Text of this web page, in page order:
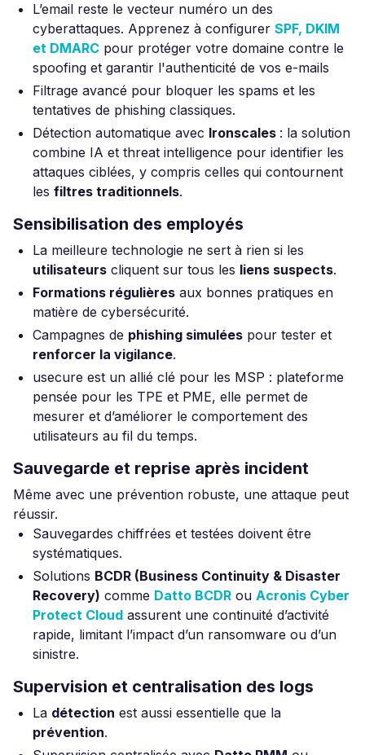
L’email reste le vecteur numéro un des
cyberattaques. Apprenez à configurer SPF, DKIM
et DMARC pour protéger votre domaine contre le
spoofing et garantir l'authenticité de vos e-mails
Filtrage avancé pour bloquer les spams et les
tentatives de phishing classiques.
Détection automatique avec Ironscales : la solution
combine IA et threat intelligence pour identifier les
attaques ciblées, y compris celles qui contournent
les filtres traditionnels.
Sensibilisation des employés
La meilleure technologie ne sert à rien si les
utilisateurs cliquent sur tous les liens suspects.
Formations régulières aux bonnes pratiques en
matière de cybersécurité.
Campagnes de phishing simulées pour tester et
renforcer la vigilance.
usecure est un allié clé pour les MSP : plateforme
pensée pour les TPE et PME, elle permet de
mesurer et d’améliorer le comportement des
utilisateurs au fil du temps.
Sauvegarde et reprise après incident
Même avec une prévention robuste, une attaque peut
réussir.
Sauvegardes chiffrées et testées doivent être
systématiques.
Solutions BCDR (Business Continuity & Disaster
Recovery) comme Datto BCDR ou Acronis Cyber
Protect Cloud assurent une continuité d’activité
rapide, limitant l’impact d’un ransomware ou d’un
sinistre.
Supervision et centralisation des logs
La détection est aussi essentielle que la
prévention.